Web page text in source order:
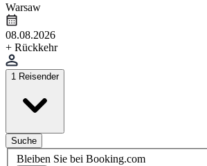
Warsaw
08.08.2026
+ Rückkehr
1 Reisender
Suche
Bleiben Sie bei Booking.com